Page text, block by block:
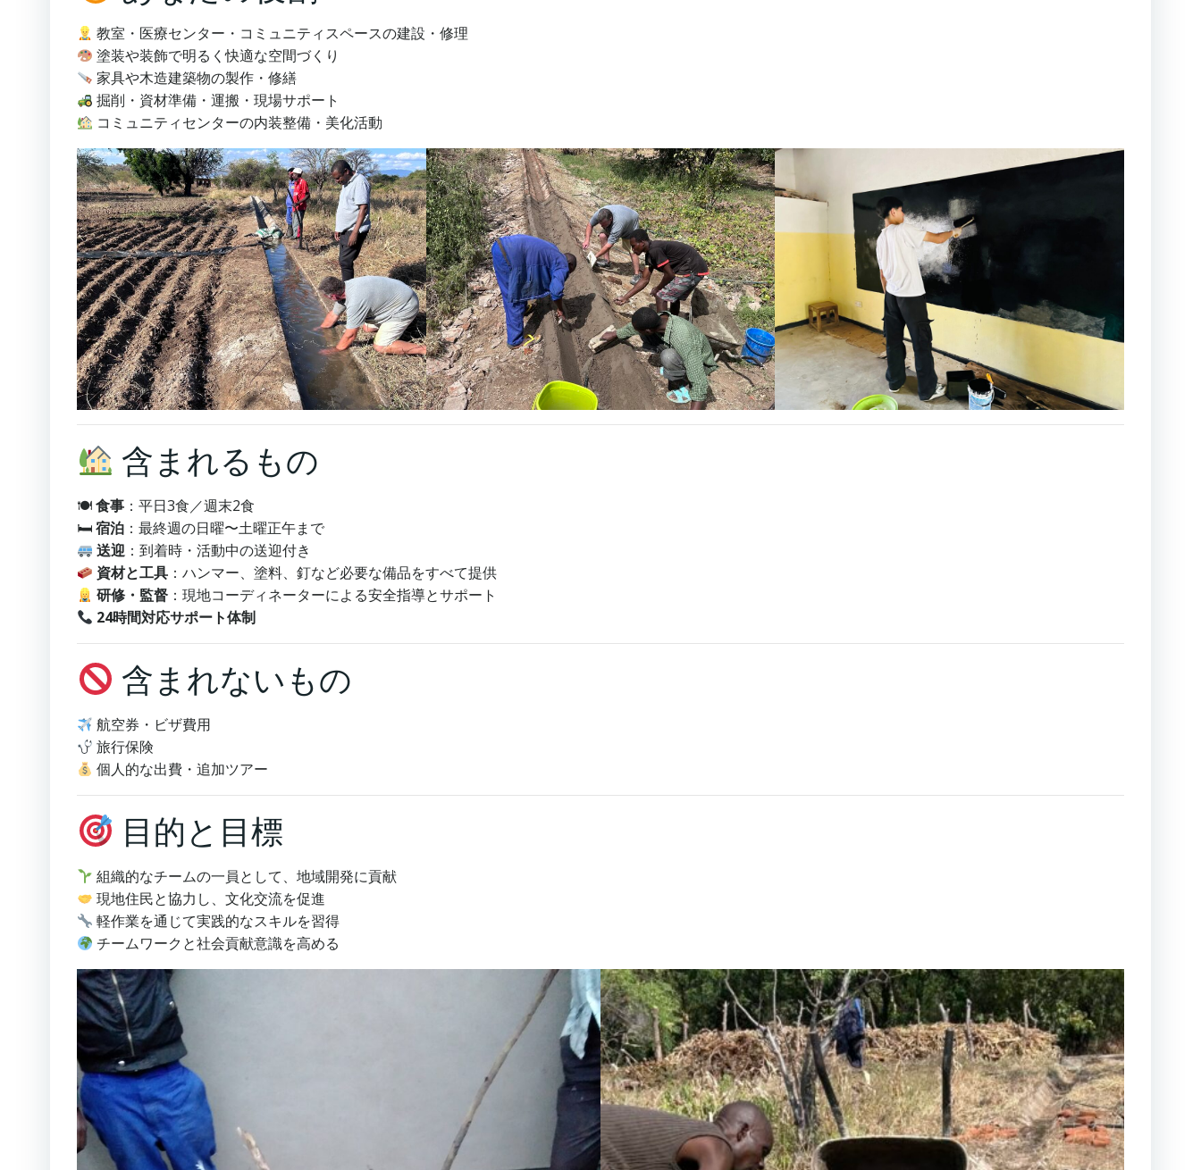
教室・医療センター・コミュニティスペースの建設・修理
塗装や装飾で明るく快適な空間づくり
家具や木造建築物の製作・修繕
掘削・資材準備・運搬・現場サポート
コミュニティセンターの内装整備・美化活動
含まれるもの
🍽食事 ：平日3食／週末2食
🛏宿泊 ：最終週の日曜〜土曜正午まで
送迎 ：到着時・活動中の送迎付き
資材と工具 ：ハンマー、塗料、釘など必要な備品をすべて提供
研修・監督 ：現地コーディネーターによる安全指導とサポート
24時間対応サポート体制
含まれないもの
航空券・ビザ費用
旅行保険
個人的な出費・追加ツアー
目的と目標
組織的なチームの一員として、地域開発に貢献
現地住民と協力し、文化交流を促進
軽作業を通じて実践的なスキルを習得
チームワークと社会貢献意識を高める